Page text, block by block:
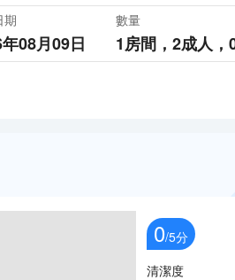
期
08月09日
數量
1房間， 2成人，
0/5分
清潔度